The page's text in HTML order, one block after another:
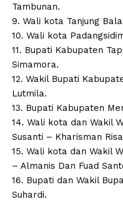
Tambunan.
9. Wali kota Tanjung
10. Wali kota
11. Bupati Kabupaten
Simamora.
12. Wakil Bupati
Lutmila.
13. Bupati Kabupaten
14. Wali kota dan Wakil
Susanti – Kharisman
15. Wali kota dan Wakil
– Almanis Dan Fuad
16. Bupati dan Wakil
Suhardi.